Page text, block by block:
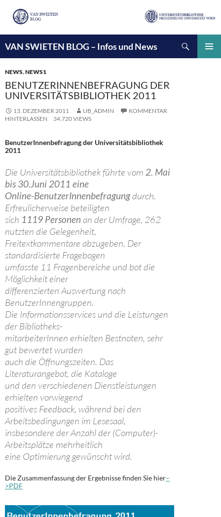
VAN SWIETEN BLOG – Infos und News
INHALT
SPRINGEN
NEWS,NEWS1
BENUTZERINNENBEFRAGUNG DER
UNIVERSITÄTSBIBLIOTHEK 2011
13. DEZEMBER 2011 UB_ADMIN
KOMMENTAR
HINTERLASSEN
34.720 VIEWS
BenutzerInnenbefragung der Universitätsbibliothek
2011
Die Universitätsbibliothek führte vom 2. Mai
bis 30.Juni 2011 eine
Online-BenutzerInnenbefragungdurch.
Erfreulicherweise beteiligten
sich 1119 Personen an der Umfrage, 262
nutzten die Gelegenheit,
Freitextkommentare abzugeben. Der
standardisierte Fragebogen
umfasste 11 Fragenbereiche und bot die
Möglichkeit einer
differenzierten Auswertung nach
BenutzerInnengruppen.
Die Informationsservices und die Leistungen
der Bibliotheks-
mitarbeiterInnen erhielten Bestnoten, sehr
gut bewertet wurden
auch die Öffnungszeiten. Das
Literaturangebot, die Kataloge
und den verschiedenen Dienstleistungen
erhielten vorwiegend
positives Feedback, während bei den
Arbeitsbedingungen im Lesesaal,
insbesondere der Anzahl der (Computer)-
Arbeitsplätze mehrheitlich
eine Optimierung gewünscht wird.
Die Zusammenfassung der Ergebnisse finden Sie hier–
>PDF